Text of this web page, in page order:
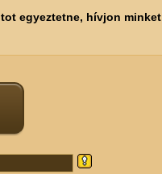
egyeztetne, hívjon minket